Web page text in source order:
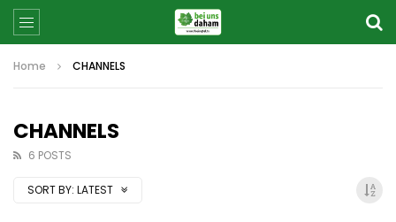
Home CHANNELS
CHANNELS
6 POSTS
SORT BY: LATEST